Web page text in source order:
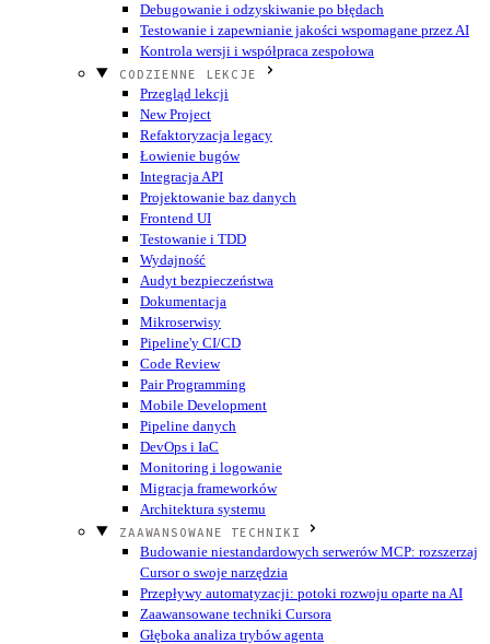
Debugowanie i odzyskiwanie po błędach
Testowanie i zapewnianie jakości wspomagane przez AI
Kontrola wersji i współpraca zespołowa
CODZIENNE LEKCJE
Przegląd lekcji
New Project
Refaktoryzacja legacy
Łowienie bugów
Integracja API
Projektowanie baz danych
Frontend UI
Testowanie i TDD
Wydajność
Audyt bezpieczeństwa
Dokumentacja
Mikroserwisy
Pipeline'y CI/CD
Code Review
Pair Programming
Mobile Development
Pipeline danych
DevOps i IaC
Monitoring i logowanie
Migracja frameworków
Architektura systemu
ZAAWANSOWANE TECHNIKI
Budowanie niestandardowych serwerów MCP: rozszerzaj
Cursor o swoje narzędzia
Przepływy automatyzacji: potoki rozwoju oparte na AI
Zaawansowane techniki Cursora
Głęboka analiza trybów agenta